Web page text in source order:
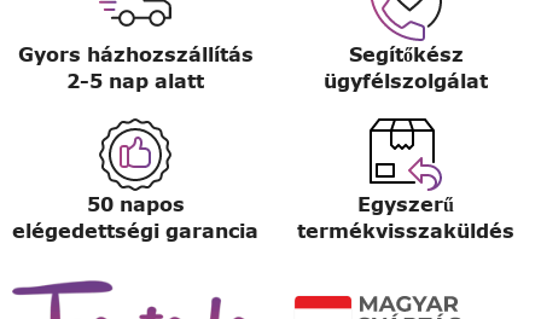
Gyors házhozszállítás
2-5 nap alatt
Segítőkész
ügyfélszolgálat
50 napos
elégedettségi garancia
Egyszerű
termékvisszaküldés